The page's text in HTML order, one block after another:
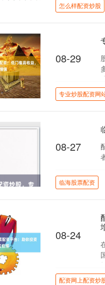
怎么样配资炒股
08-29
专业炒股配资网
08-27
临海股票配资
08-24
配资网上配资炒